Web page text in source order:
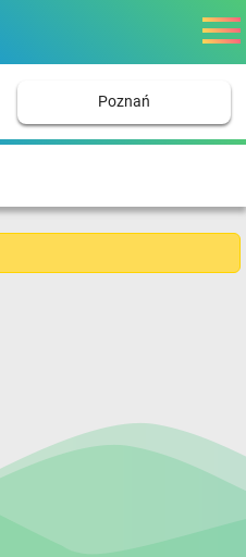
Poznań